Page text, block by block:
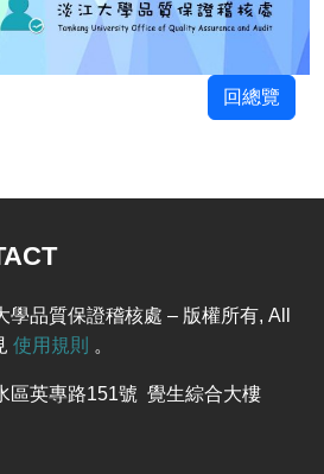
回總覽
品質保證稽核處 – 版權所有, All
使用規則 。
區英專路151號 覺生綜合大樓